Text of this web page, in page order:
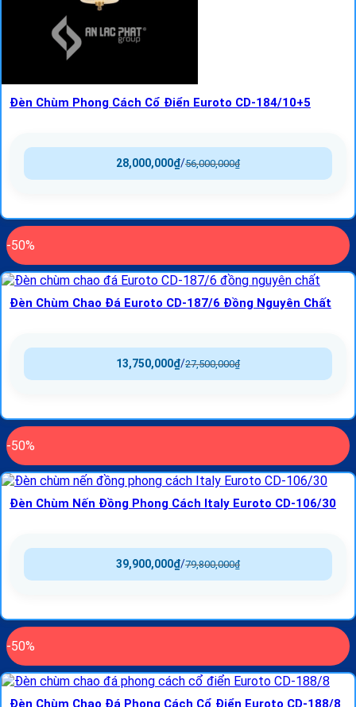
Đèn Chùm Phong Cách Cổ Điển Euroto CD-184/10+5
56,000,000₫
/
28,000,000₫
-50%
Đèn Chùm Chao Đá Euroto CD-187/6 Đồng Nguyên Chất
27,500,000₫
/
13,750,000₫
-50%
Đèn Chùm Nến Đồng Phong Cách Italy Euroto CD-106/30
79,800,000₫
/
39,900,000₫
-50%
Đèn Chùm Chao Đá Phong Cách Cổ Điển Euroto CD-188/8